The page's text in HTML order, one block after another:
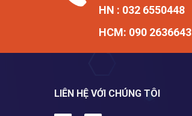
HN : 032 6550448
HCM: 090 2636643
LIÊN HỆ VỚI CHÚNG TÔI